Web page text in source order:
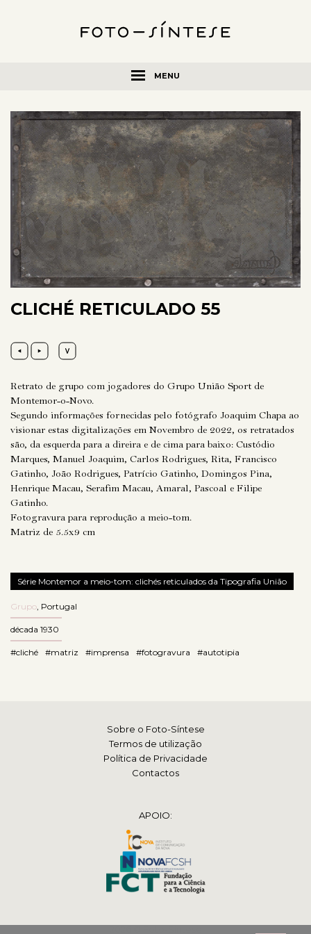
MENU
CLICHÉ RETICULADO 55
Retrato de grupo com jogadores do Grupo União Sport de
Montemor-o-Novo.
Segundo informações fornecidas pelo fotógrafo Joaquim Chapa ao
visionar estas digitalizações em Novembro de 2022, os retratados
são, da esquerda para a direira e de cima para baixo: Custódio
Marques, Manuel Joaquim, Carlos Rodrigues, Rita, Francisco
Gatinho, João Rodrigues, Patrício Gatinho, Domingos Pina,
Henrique Macau, Serafim Macau, Amaral, Pascoal e Filipe
Gatinho.
Fotogravura para reprodução a meio-tom.
Matriz de 5.5x9 cm
Série Montemor a meio-tom: clichés reticulados da Tipografia União
Grupo Portugal
década 1930
#cliché #matriz #imprensa #fotogravura #autotipia
Sobre o Foto-Síntese
Termos de utilização
Política de Privacidade
Contactos
APOIO:
2026 © Foto-Síntese